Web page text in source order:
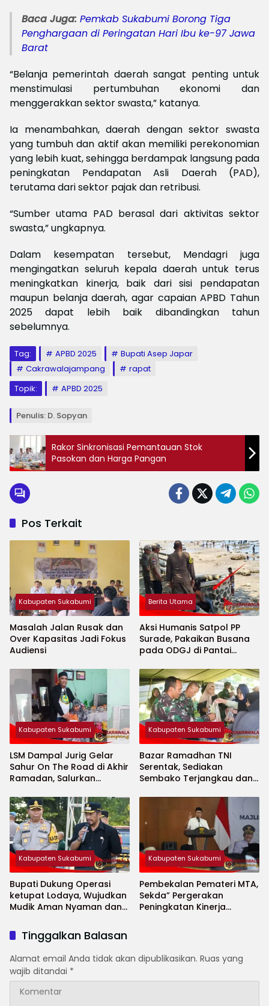
Baca Juga: Pemkab Sukabumi Borong Tiga
Penghargaan di Peringatan Hari Ibu ke-97 Jawa
Barat
“Belanja pemerintah daerah sangat penting untuk
menstimulasi pertumbuhan ekonomi dan
menggerakkan sektor swasta,” katanya.
Ia menambahkan, daerah dengan sektor swasta
yang tumbuh dan aktif akan memiliki perekonomian
yang lebih kuat, sehingga berdampak langsung pada
peningkatan Pendapatan Asli Daerah (PAD),
terutama dari sektor pajak dan retribusi.
“Sumber utama PAD berasal dari aktivitas sektor
swasta,” ungkapnya.
Dalam kesempatan tersebut, Mendagri juga
mengingatkan seluruh kepala daerah untuk terus
meningkatkan kinerja, baik dari sisi pendapatan
maupun belanja daerah, agar capaian APBD Tahun
2025 dapat lebih baik dibandingkan tahun
sebelumnya.
Tag: APBD 2025
Bupati Asep Japar
Cakrawalajampang
rapat
Topik:
APBD 2025
Penulis: D. Sopyan
Rakor Sinkronisasi Pemantauan Stok
Pasokan dan Harga Pangan
Pos Terkait
Kabupaten Sukabumi
Masalah Jalan Rusak dan
Over Kapasitas Jadi Fokus
Audiensi
Berita Utama
Aksi Humanis Satpol PP
Surade, Pakaikan Busana
pada ODGJ di Pantai
Kabupaten Sukabumi
LSM Dampal Jurig Gelar
Sahur On The Road di Akhir
Ramadan, Salurkan
Jompo dan Anak Yatim
Kabupaten Sukabumi
Bazar Ramadhan TNI
Serentak, Sediakan
Sembako Terjangkau dan
Kabupaten Sukabumi
Bupati Dukung Operasi
ketupat Lodaya, Wujudkan
Mudik Aman Nyaman dan
Kabupaten Sukabumi
Pembekalan Pemateri MTA,
Sekda” Pergerakan
Peningkatan Kinerja
Tinggalkan Balasan
Alamat email Anda tidak akan dipublikasikan. Ruas yang
wajib ditandai *